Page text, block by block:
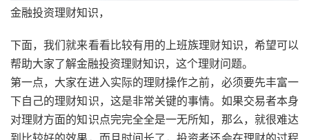
金融投资理财知识，
下面，我们就来看看比较有用的上班族理财知识，希望可以
帮助大家了解金融投资理财知识，这个理财问题。
第一点，大家在进入实际的理财操作之前，必须要先丰富一
下自己的理财知识，这是非常关键的事情。如果交易者本身
对理财方面的知识点完完全全是一无所知，那么，就很难达